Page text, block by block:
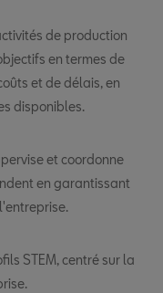
de production
en termes de
et de délais, en
disponibles.
et coordonne
en garantissant
STEM, centré sur la